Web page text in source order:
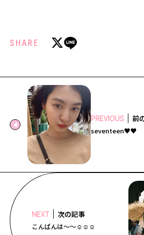
ST member
新規会員登録・ログイン
SHARE
PREVIOUS 前
seventeen♥︎♥︎
NEXT 次の記事
こんばんは〜〜☺︎☺︎☺︎